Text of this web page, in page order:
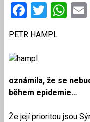
PETR HAMPL
oznámila, že se
během epidemie…
Že její prioritou jsou